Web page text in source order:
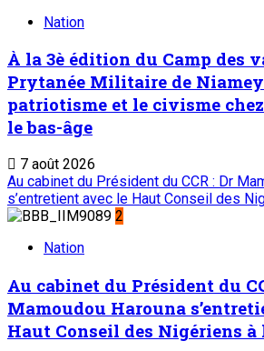
Nation
À la 3è édition du Camp des
Prytanée Militaire de
patriotisme et le civisme
le bas-âge
7 août 2026
Au cabinet du Président du CCR : Dr
s’entretient avec le Haut Conseil des
2
Nation
Au cabinet du Président du
Mamoudou Harouna
Haut Conseil des Nigériens à